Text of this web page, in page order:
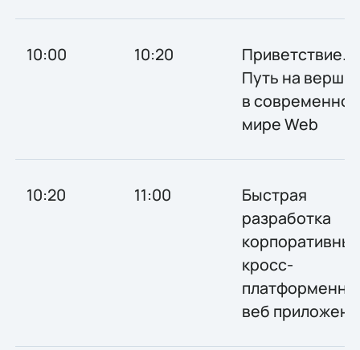
10:00 10:20
Приветствие.
Путь на
в
мире Web
10:20 11:00
Быстрая
разработка
кросс-
веб